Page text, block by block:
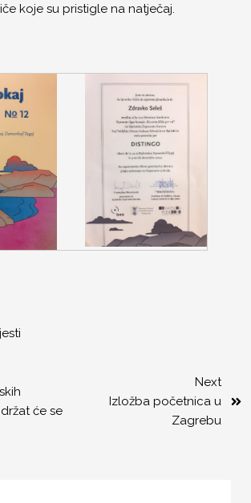
koje su pristigle na natječaj.
će se
Next
Izložba početnica u
Zagrebu